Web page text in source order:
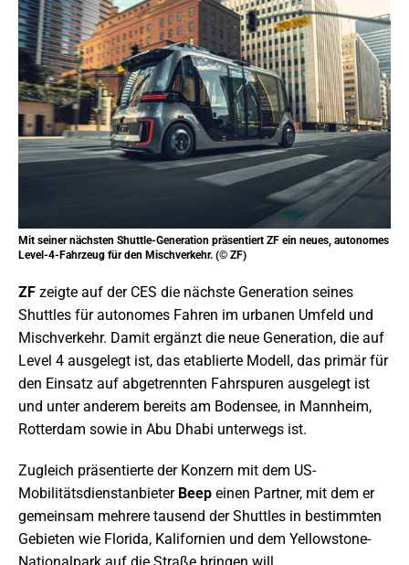
Mit seiner nächsten Shuttle-Generation präsentiert ZF ein neues, autonomes
Level-4-Fahrzeug für den Mischverkehr. (© ZF)
ZF zeigte auf der CES die nächste Generation seines
Shuttles für autonomes Fahren im urbanen Umfeld und
Mischverkehr. Damit ergänzt die neue Generation, die auf
Level 4 ausgelegt ist, das etablierte Modell, das primär für
den Einsatz auf abgetrennten Fahrspuren ausgelegt ist
und unter anderem bereits am Bodensee, in Mannheim,
Rotterdam sowie in Abu Dhabi unterwegs ist.
Zugleich präsentierte der Konzern mit dem US-
Mobilitätsdienstanbieter Beep einen Partner, mit dem er
gemeinsam mehrere tausend der Shuttles in bestimmten
Gebieten wie Florida, Kalifornien und dem Yellowstone-